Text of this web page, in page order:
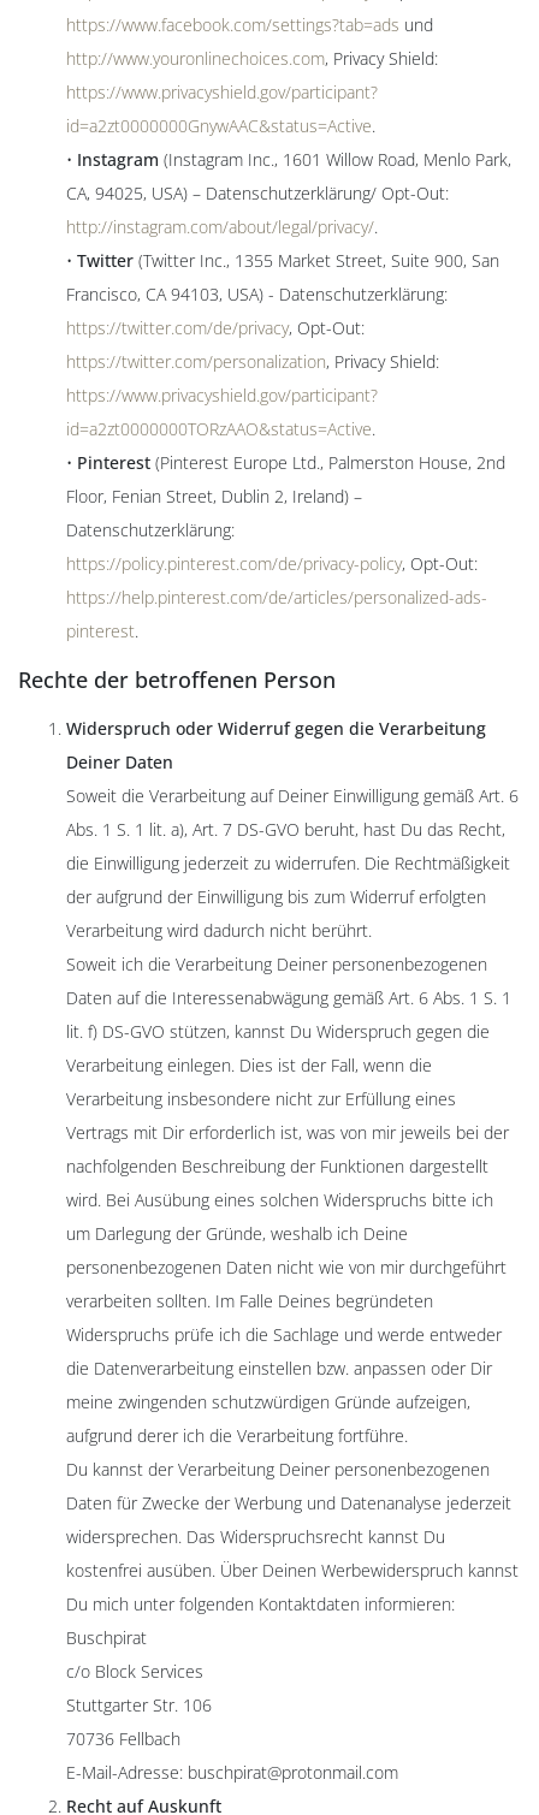
https://www.facebook.com/settings?tab=ads und
http://www.youronlinechoices.com, Privacy Shield:
https://www.privacyshield.gov/participant?
id=a2zt0000000GnywAAC&status=Active.
• Instagram (Instagram Inc., 1601 Willow Road, Menlo Park,
CA, 94025, USA) – Datenschutzerklärung/ Opt-Out:
http://instagram.com/about/legal/privacy/.
• Twitter (Twitter Inc., 1355 Market Street, Suite 900, San
Francisco, CA 94103, USA) - Datenschutzerklärung:
https://twitter.com/de/privacy, Opt-Out:
https://twitter.com/personalization, Privacy Shield:
https://www.privacyshield.gov/participant?
id=a2zt0000000TORzAAO&status=Active.
• Pinterest (Pinterest Europe Ltd., Palmerston House, 2nd
Floor, Fenian Street, Dublin 2, Ireland) –
Datenschutzerklärung:
https://policy.pinterest.com/de/privacy-policy, Opt-Out:
https://help.pinterest.com/de/articles/personalized-ads-
pinterest.
Rechte der betroffenen Person
Widerspruch oder Widerruf gegen die Verarbeitung
Deiner Daten
Soweit die Verarbeitung auf Deiner Einwilligung gemäß Art. 6
Abs. 1 S. 1 lit. a), Art. 7 DS-GVO beruht, hast Du das Recht,
die Einwilligung jederzeit zu widerrufen. Die Rechtmäßigkeit
der aufgrund der Einwilligung bis zum Widerruf erfolgten
Verarbeitung wird dadurch nicht berührt.
Soweit ich die Verarbeitung Deiner personenbezogenen
Daten auf die Interessenabwägung gemäß Art. 6 Abs. 1 S. 1
lit. f) DS-GVO stützen, kannst Du Widerspruch gegen die
Verarbeitung einlegen. Dies ist der Fall, wenn die
Verarbeitung insbesondere nicht zur Erfüllung eines
Vertrags mit Dir erforderlich ist, was von mir jeweils bei der
nachfolgenden Beschreibung der Funktionen dargestellt
wird. Bei Ausübung eines solchen Widerspruchs bitte ich
um Darlegung der Gründe, weshalb ich Deine
personenbezogenen Daten nicht wie von mir durchgeführt
verarbeiten sollten. Im Falle Deines begründeten
Widerspruchs prüfe ich die Sachlage und werde entweder
die Datenverarbeitung einstellen bzw. anpassen oder Dir
meine zwingenden schutzwürdigen Gründe aufzeigen,
aufgrund derer ich die Verarbeitung fortführe.
Du kannst der Verarbeitung Deiner personenbezogenen
Daten für Zwecke der Werbung und Datenanalyse jederzeit
widersprechen. Das Widerspruchsrecht kannst Du
kostenfrei ausüben. Über Deinen Werbewiderspruch kannst
Du mich unter folgenden Kontaktdaten informieren:
Buschpirat
c/o Block Services
Stuttgarter Str. 106
70736 Fellbach
E-Mail-Adresse: buschpirat@protonmail.com
Recht auf Auskunft